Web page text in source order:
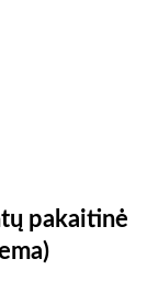
pakaitinė